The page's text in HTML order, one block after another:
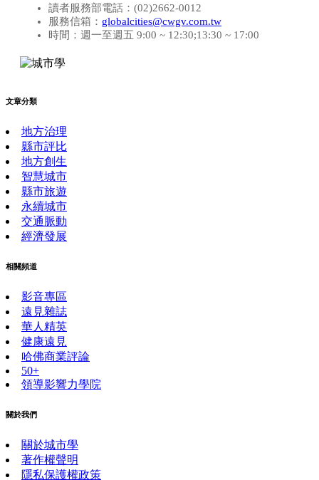
讀者服務部電話：(02)2662-0012
服務信箱： globalcities@cwgv.com.tw
時間：週一至週五 9:00 ~ 12:30;13:30 ~ 17:00
文章分類
地方治理
縣市評比
地方創生
智慧城市
縣市旅遊
永續城市
交通脈動
經濟發展
相關頻道
影音專區
遠見雜誌
華人精英
健康遠見
哈佛商業評論
50+
領導影響力學院
關於我們
關於城市學
著作權聲明
隱私保護權政策